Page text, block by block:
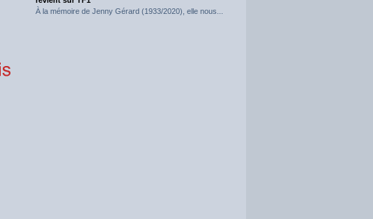
À la mémoire de Jenny Gérard (1933/2020), elle nous...